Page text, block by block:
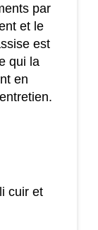
par
et le
est
qui la
en
cuir et
cm